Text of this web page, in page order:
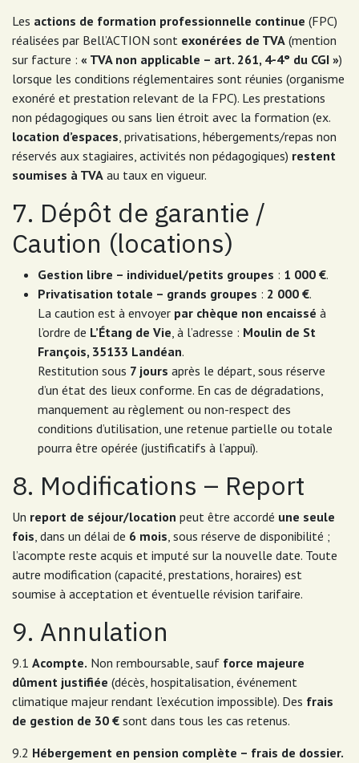
Les actions de formation professionnelle continue (FPC)
réalisées par Bell’ACTION sont exonérées de TVA (mention
sur facture : « TVA non applicable – art. 261, 4-4° du CGI »)
lorsque les conditions réglementaires sont réunies (organisme
exonéré et prestation relevant de la FPC). Les prestations
non pédagogiques ou sans lien étroit avec la formation (ex.
location d’espaces, privatisations, hébergements/repas non
réservés aux stagiaires, activités non pédagogiques) restent
soumises à TVA au taux en vigueur.
7. Dépôt de garantie /
Caution (locations)
Gestion libre – individuel/petits groupes : 1 000 €.
Privatisation totale – grands groupes : 2 000 €.
La caution est à envoyer par chèque non encaissé à
l’ordre de L’Étang de Vie, à l’adresse : Moulin de St
François, 35133 Landéan.
Restitution sous 7 jours après le départ, sous réserve
d’un état des lieux conforme. En cas de dégradations,
manquement au règlement ou non-respect des
conditions d’utilisation, une retenue partielle ou totale
pourra être opérée (justificatifs à l’appui).
8. Modifications – Report
Un report de séjour/location peut être accordé une seule
fois, dans un délai de 6 mois, sous réserve de disponibilité ;
l’acompte reste acquis et imputé sur la nouvelle date. Toute
autre modification (capacité, prestations, horaires) est
soumise à acceptation et éventuelle révision tarifaire.
9. Annulation
9.1 Acompte. Non remboursable, sauf force majeure
dûment justifiée (décès, hospitalisation, événement
climatique majeur rendant l’exécution impossible). Des frais
de gestion de 30 € sont dans tous les cas retenus.
9.2 Hébergement en pension complète – frais de dossier.